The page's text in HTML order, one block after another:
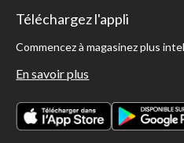
Téléchargez l'appli
Commencez à magasinez plus
En savoir plus